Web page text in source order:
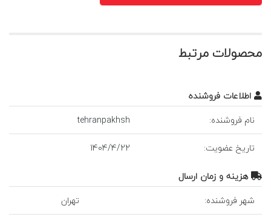
محصولات مرتبط
اطلاعات فروشنده
نام فروشنده:
tehranpakhsh
تاريخ عضويت:
1404/4/22
هزينه و زمان ارسال
شهر فروشنده:
تهران